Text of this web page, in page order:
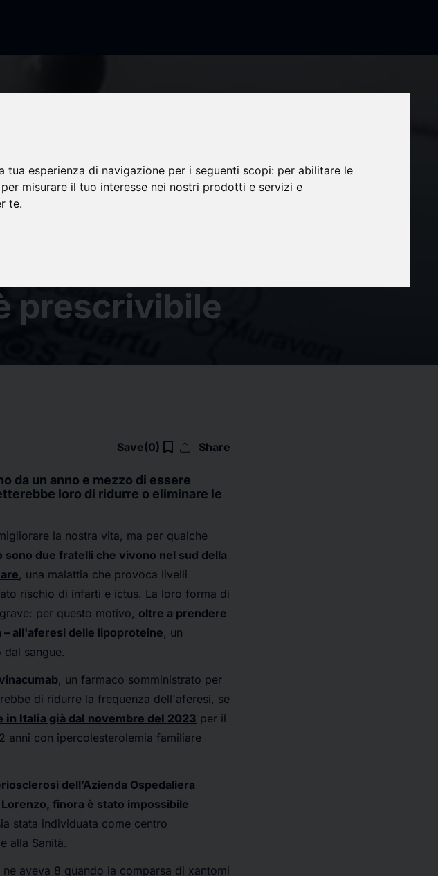
esperienza di navigazione per i seguenti scopi: per abilitare le
per misurare il tuo interesse nei nostri prodotti e servizi e
te.
familiare
prescrivibile
Save(0) bookmark_border upload Share
da un anno e mezzo di essere
loro di ridurre o eliminare le
la nostra vita, ma per qualche
sono due fratelli che vivono nel sud della
, una malattia che provoca livelli
rischio di infarti e ictus. La loro forma di
per questo motivo, oltre a prendere
all'aferesi delle lipoproteine, un
sangue.
, un farmaco somministrato per
di ridurre la frequenza dell'aferesi, se
in Italia già dal novembre del 2023 per il
anni con ipercolesterolemia familiare
dell’Azienda Ospedaliera
finora è stato impossibile
stata individuata come centro
alla Sanità.
ne aveva 8 quando la comparsa di xantomi